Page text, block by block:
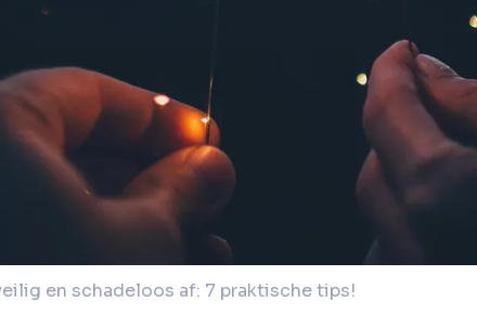
en schadeloos af: 7 praktische tips!